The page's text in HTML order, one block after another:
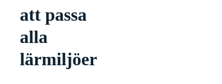
att passa
alla
lärmiljöer